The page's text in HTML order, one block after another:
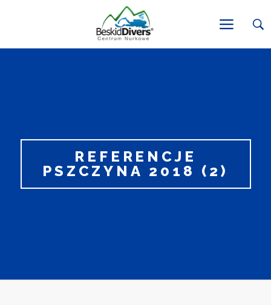
REFERENCJE
PSZCZYNA 2018 (2)